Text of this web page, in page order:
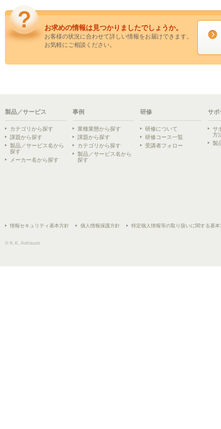
お求めの情報は見つかりましたでしょうか。
お客様の状況に合わせて詳しい情報をお届けできます。
お気軽にご相談ください。
製品／サービス
カテゴリから探す
課題から探す
製品／サービス名から
探す
メーカー名から探す
事例
業種業態から探す
課題から探す
カテゴリから探す
製品／サービス名から
探す
研修
研修について
研修コース一覧
受講者フォロー
サポ
サ
方
製
情報セキュリティ基本方針 個人情報保護方針 特定個人情報等の取り扱いに関する基本
© K.K. Ashisuto